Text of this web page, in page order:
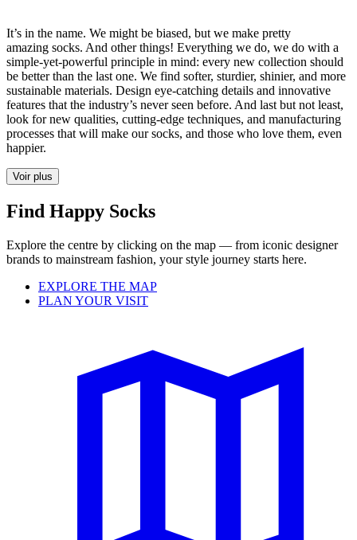
It’s in the name. We might be biased, but we make pretty
amazing socks. And other things! Everything we do, we do with a
simple-yet-powerful principle in mind: every new collection should
be better than the last one. We find softer, sturdier, shinier, and more
sustainable materials. Design eye-catching details and innovative
features that the industry’s never seen before. And last but not least,
look for new qualities, cutting-edge techniques, and manufacturing
processes that will make oursocks, and those who love them, even
happier.
Voir plus
Find Happy Socks
Explore the centre by clicking on the map — from iconic designer
brands to mainstream fashion, your style journey starts here.
EXPLORE THE MAP
PLAN YOUR VISIT